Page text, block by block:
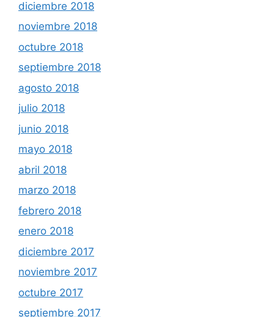
diciembre 2018
noviembre 2018
octubre 2018
septiembre 2018
agosto 2018
julio 2018
junio 2018
mayo 2018
abril 2018
marzo 2018
febrero 2018
enero 2018
diciembre 2017
noviembre 2017
octubre 2017
septiembre 2017